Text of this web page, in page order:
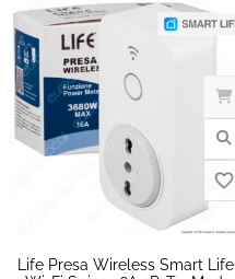
Life Presa Wireless Smart Life